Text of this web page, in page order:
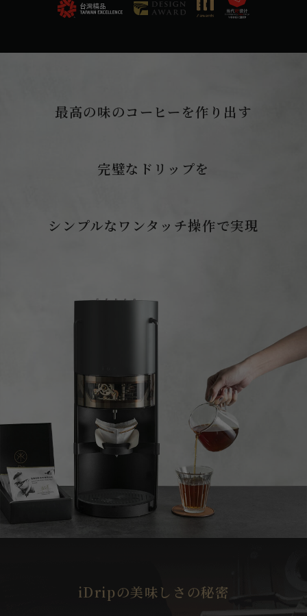
最高の味のコーヒーを作り出す
完璧なドリップを
シンプルなワンタッチ操作で実現
iDripの美味しさの秘密